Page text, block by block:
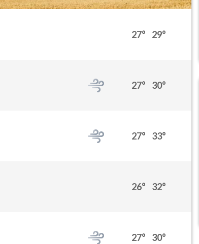
27° 29°
27° 30°
27° 33°
26° 32°
27° 30°